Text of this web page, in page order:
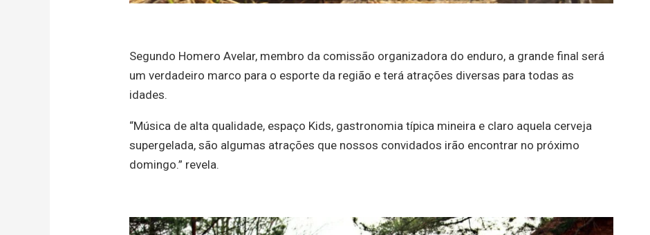
Segundo Homero Avelar, membro da comissão organizadora do enduro, a grande final será
um verdadeiro marco para o esporte da região e terá atrações diversas para todas as
idades.
“Música de alta qualidade, espaço Kids, gastronomia típica mineira e claro aquela cerveja
supergelada, são algumas atrações que nossos convidados irão encontrar no próximo
domingo.” revela.